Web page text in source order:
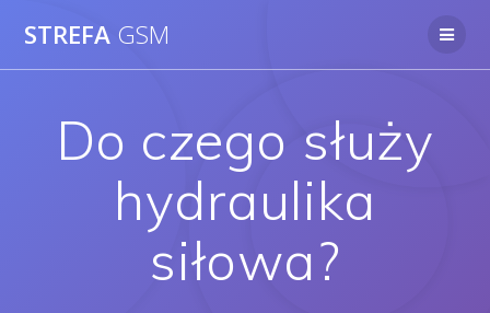
STREFA GSM
Do czego służy
hydraulika
siłowa?